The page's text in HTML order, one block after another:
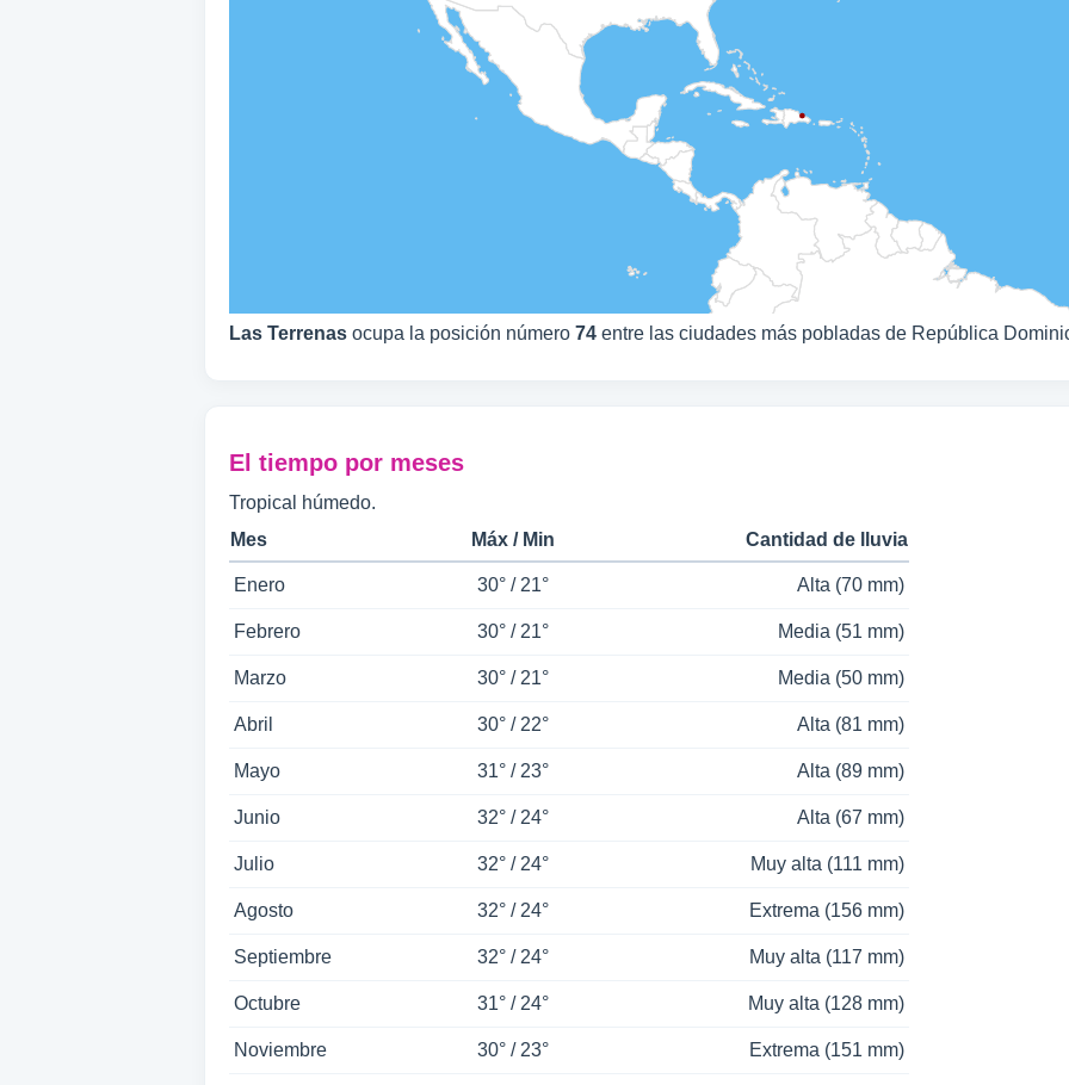
Las Terrenas ocupa la posición número 74 entre las ciudades más pobladas de República
El tiempo por meses
Tropical húmedo.
Mes
Máx / Min Cantidad de lluvia
Enero 30° / 21° Alta (70 mm)
Febrero 30° / 21° Media (51 mm)
Marzo 30° / 21° Media (50 mm)
Abril 30° / 22° Alta (81 mm)
Mayo 31° / 23° Alta (89 mm)
Junio 32° / 24° Alta (67 mm)
Julio 32° / 24° Muy alta (111 mm)
Agosto 32° / 24° Extrema (156 mm)
Septiembre 32° / 24° Muy alta (117 mm)
Octubre 31° / 24° Muy alta (128 mm)
Noviembre 30° / 23° Extrema (151 mm)